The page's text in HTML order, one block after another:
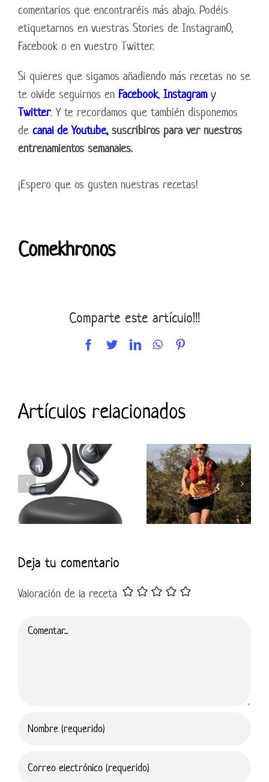
comentarios que encontraréis más abajo. Podéis
etiquetarnos en vuestras Stories de Instagram0,
Facebook o en vuestro Twitter.
Si quieres que sigamos añadiendo más recetas no se
te olvide seguirnos en Facebook, Instagramy
Twitter. Y te recordamos que también disponemos
de canal de Youtube, suscribiros para ver nuestros
entrenamientos semanales.
¡Espero que os gusten nuestras recetas!
Comekhronos
Comparte este artículo!!!
Facebook
TwitterLinkedInWhatsApp
Artículos relacionados
Deja tu comentario
Valoración de la receta
Comentar